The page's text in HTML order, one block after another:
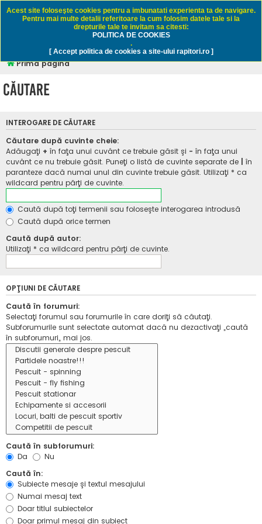
Rapitori.ro - Pescuit sportiv
Prima pagină
Căutare
INTEROGARE DE CĂUTARE
Căutare după cuvinte cheie:
Adăugaţi + în faţa unui cuvânt ce trebuie găsit şi - în faţa unui
cuvânt ce nu trebuie găsit. Puneţi o listă de cuvinte separate de
în
paranteze dacă numai unul din cuvinte trebuie găsit. Utilizaţi * ca
wildcard pentru părţi de cuvinte.
Caută după toţi termenii sau foloseşte interogarea introdusă
Caută după orice termen
Caută după autor:
Utilizaţi * ca wildcard pentru părţi de cuvinte.
OPŢIUNI DE CĂUTARE
Caută în forumuri:
Selectaţi forumul sau forumurile în care doriţi să căutaţi.
Subforumurile sunt selectate automat dacă nu dezactivaţi „caută
în subforumuri„ mai jos.
Caută în subforumuri:
Da
Nu
Caută în:
Subiecte mesaje şi textul mesajului
Numai mesaj text
Doar titlul subiectelor
Doar primul mesaj din subiect
Acest site foloseşte cookies pentru a imbunatati experienta ta de navigare.
Pentru mai multe detalii referitoare la cum folosim datele tale si la
drepturile tale te invitam sa citesti:
POLITICA DE COOKIES
.
[ Accept politica de cookies a site-ului rapitori.ro ]